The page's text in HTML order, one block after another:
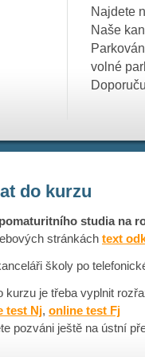
Najdete
Naše
volné
do kurzu
studia na
stránkách text
školy po
kurzu je třeba vyplnit
test Nj, online test Fj
pozváni ještě na ústní